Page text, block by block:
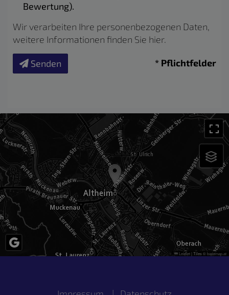
Bewertung).
Wir verarbeiten Ihre personenbezogenen Daten,
weitere Informationen finden Sie hier.
Senden * Pflichtfelder
Leaflet| Tiles ©basemap.at